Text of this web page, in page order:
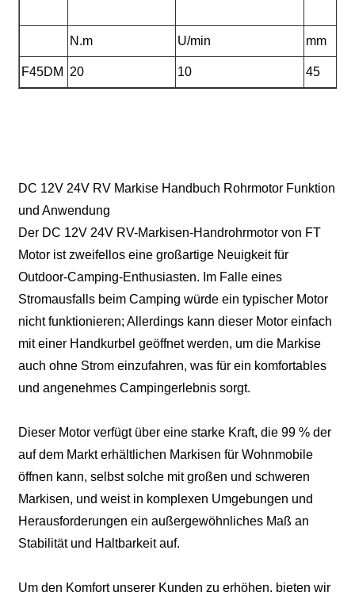
N.m U/min mm
F45DM 20 10 45
DC 12V 24V RV Markise Handbuch Rohrmotor Funktion
und Anwendung
Der DC 12V 24V RV-Markisen-Handrohrmotor von FT
Motor ist zweifellos eine großartige Neuigkeit für
Outdoor-Camping-Enthusiasten. Im Falle eines
Stromausfalls beim Camping würde ein typischer Motor
nicht funktionieren; Allerdings kann dieser Motor einfach
mit einer Handkurbel geöffnet werden, um die Markise
auch ohne Strom einzufahren, was für ein komfortables
und angenehmes Campingerlebnis sorgt.
Dieser Motor verfügt über eine starke Kraft, die 99 % der
auf dem Markt erhältlichen Markisen für Wohnmobile
öffnen kann, selbst solche mit großen und schweren
Markisen, und weist in komplexen Umgebungen und
Herausforderungen ein außergewöhnliches Maß an
Stabilität und Haltbarkeit auf.
Um den Komfort unserer Kunden zu erhöhen, bieten wir